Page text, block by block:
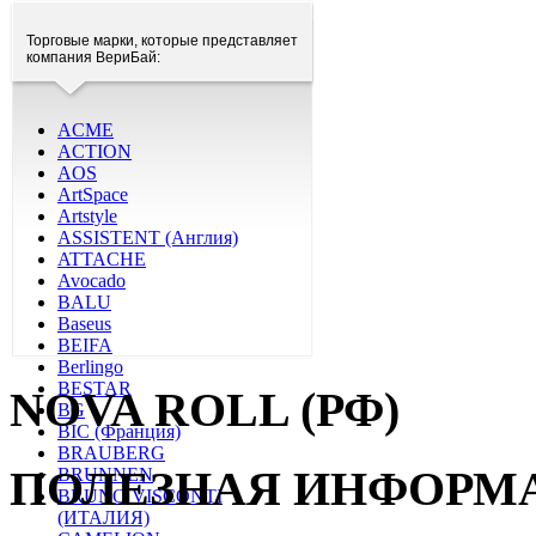
Торговые марки, которые представляет
компания ВериБай:
ACME
ACTION
AOS
ArtSpace
Artstyle
ASSISTENT (Англия)
ATTACHE
Avocado
BALU
Baseus
BEIFA
Berlingo
BESTAR
BG
BIC (Франция)
BRAUBERG
BRUNNEN
BRUNO VISCONTI
(ИТАЛИЯ)
NOVA ROLL (РФ)
ПОЛЕЗНАЯ